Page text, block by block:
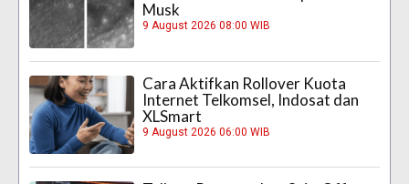
Musk
9 August 2026 08:00 WIB
Cara Aktifkan Rollover Kuota
Internet Telkomsel, Indosat dan
XLSmart
9 August 2026 06:00 WIB